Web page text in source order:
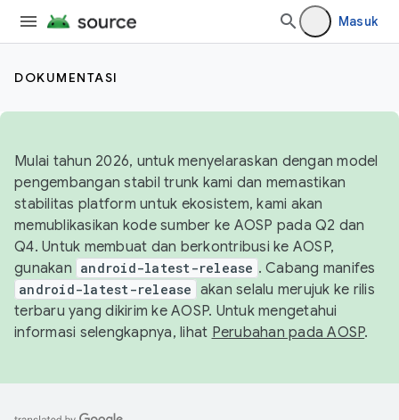
Masuk
DOKUMENTASI
Mulai tahun 2026, untuk menyelaraskan dengan model
pengembangan stabil trunk kami dan memastikan
stabilitas platform untuk ekosistem, kami akan
memublikasikan kode sumber ke AOSP pada Q2 dan
Q4. Untuk membuat dan berkontribusi ke AOSP,
gunakan android-latest-release . Cabang manifes
android-latest-release akan selalu merujuk ke rilis
terbaru yang dikirim ke AOSP. Untuk mengetahui
informasi selengkapnya, lihat Perubahan pada AOSP.